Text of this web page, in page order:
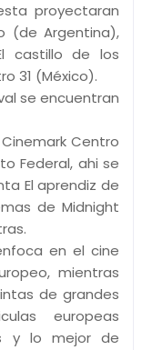
proyectaran
(de Argentina),
castillo de los
31 (México).
se encuentran
Centro
Federal, ahi se
El aprendiz de
de Midnight
en el cine
mientras
de grandes
europeas
y lo mejor de